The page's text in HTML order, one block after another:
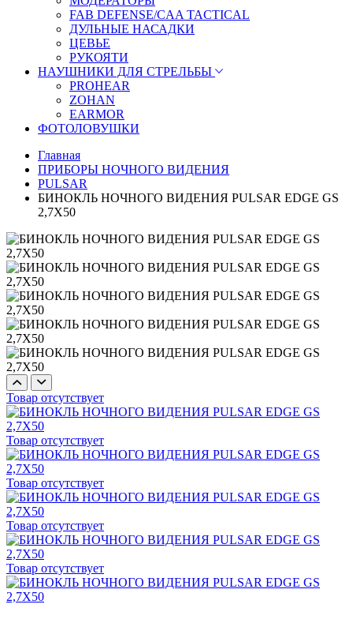
FAB DEFENSE/CAA TACTICAL
ДУЛЬНЫЕ НАСАДКИ
ЦЕВЬЕ
РУКОЯТИ
НАУШНИКИ ДЛЯ СТРЕЛЬБЫ
PROHEAR
ZOHAN
EARMOR
ФОТОЛОВУШКИ
Главная
ПРИБОРЫ НОЧНОГО ВИДЕНИЯ
PULSAR
БИНОКЛЬ НОЧНОГО ВИДЕНИЯ PULSAR EDGE GS
2,7X50
Товар отсутствует
Товар отсутствует
Товар отсутствует
Товар отсутствует
Товар отсутствует